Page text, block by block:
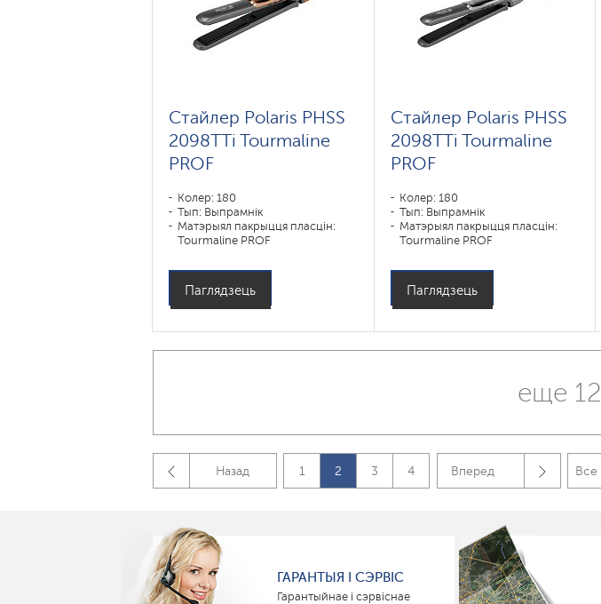
Стайлер Polaris PHSS
2098TTi Tourmaline
PROF
Колер: 180
Тып: Выпрамнік
Матэрыял пакрыцця пласцін:
Tourmaline PROF
Паглядзець
Стайлер Polaris PHSS
2098TTi Tourmaline
PROF
Колер: 180
Тып: Выпрамнік
Матэрыял пакрыцця пласцін:
Tourmaline PROF
Паглядзець
еще 12
Назад 1 2 3 4 Вперед Все
ГАРАНТЫЯ І СЭРВІС
Гарантыйнае і сэрвіснае